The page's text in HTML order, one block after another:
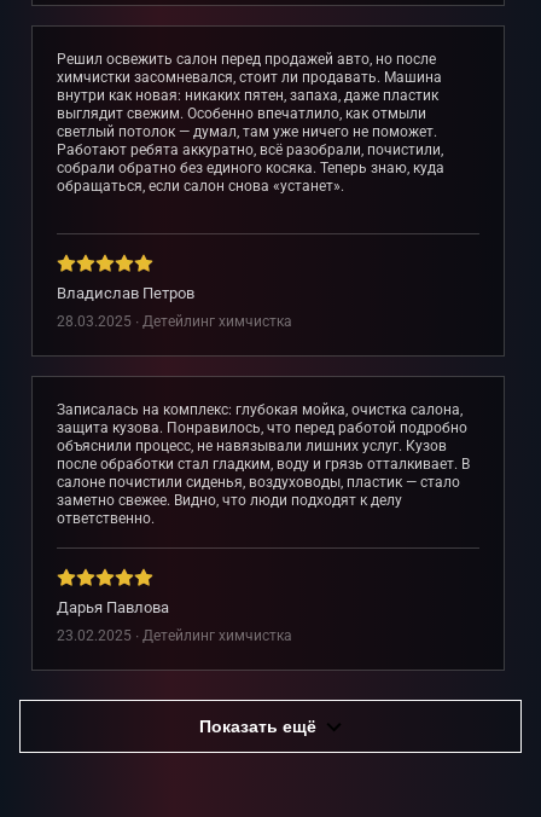
Решил освежить салон перед продажей авто, но после
химчистки засомневался, стоит ли продавать. Машина
внутри как новая: никаких пятен, запаха, даже пластик
выглядит свежим. Особенно впечатлило, как отмыли
светлый потолок — думал, там уже ничего не поможет.
Работают ребята аккуратно, всё разобрали, почистили,
собрали обратно без единого косяка. Теперь знаю, куда
обращаться, если салон снова «устанет».
Владислав Петров
28.03.2025 ∙ Детейлинг химчистка
Записалась на комплекс: глубокая мойка, очистка салона,
защита кузова. Понравилось, что перед работой подробно
объяснили процесс, не навязывали лишних услуг. Кузов
после обработки стал гладким, воду и грязь отталкивает. В
салоне почистили сиденья, воздуховоды, пластик — стало
заметно свежее. Видно, что люди подходят к делу
ответственно.
Дарья Павлова
23.02.2025 ∙ Детейлинг химчистка
Показать ещё